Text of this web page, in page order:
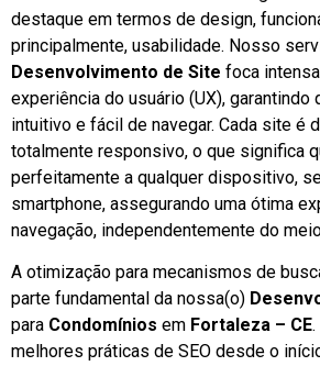
destaque em termos de design,
principalmente, usabilidade. Nosso
Desenvolvimento de Site foca
experiência do usuário (UX), garantindo
intuitivo e fácil de navegar. Cada site é
totalmente responsivo, o que significa
perfeitamente a qualquer dispositivo,
smartphone, assegurando uma ótima
navegação, independentemente do
A otimização para mecanismos de
parte fundamental da nossa(o)
para Condomínios em Fortaleza – CE
melhores práticas de SEO desde o